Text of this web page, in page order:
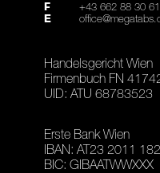
F
+43 662 88 30
E
Handelsgericht Wien
Firmenbuch FN
UID: ATU 68783523
Erste Bank Wien
IBAN: AT23 2011
BIC: GIBAATWWXXX